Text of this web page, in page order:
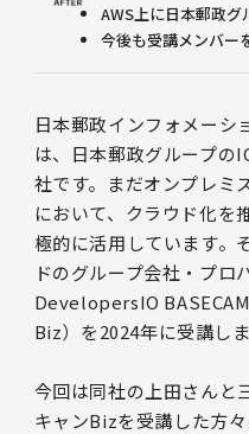
AWS上に日本郵政
今後も受講メンバー
日本郵政インフォメーシ
は、日本郵政グループの
社です。まだオンプレミ
において、クラウド化を
極的に活用しています。
ドのグループ会社・プロ
DevelopersIO
Biz）を2024年に受講しま
今回は同社の上田さんと
キャンBizを受講した方